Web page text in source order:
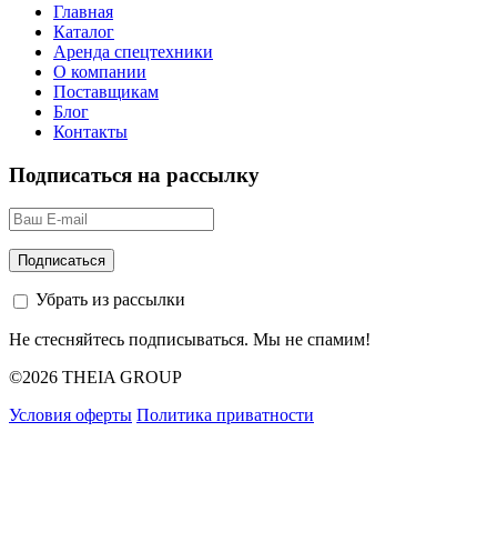
Главная
Каталог
Аренда спецтехники
О компании
Поставщикам
Блог
Контакты
Подписаться на рассылку
Убрать из рассылки
Не стесняйтесь подписываться. Мы не спамим!
©2026 THEIA GROUP
Условия оферты Политика приватности